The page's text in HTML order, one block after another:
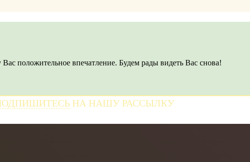
положительное впечатление. Будем рады видеть Вас снова!
НА НАШУ РАССЫЛКУ